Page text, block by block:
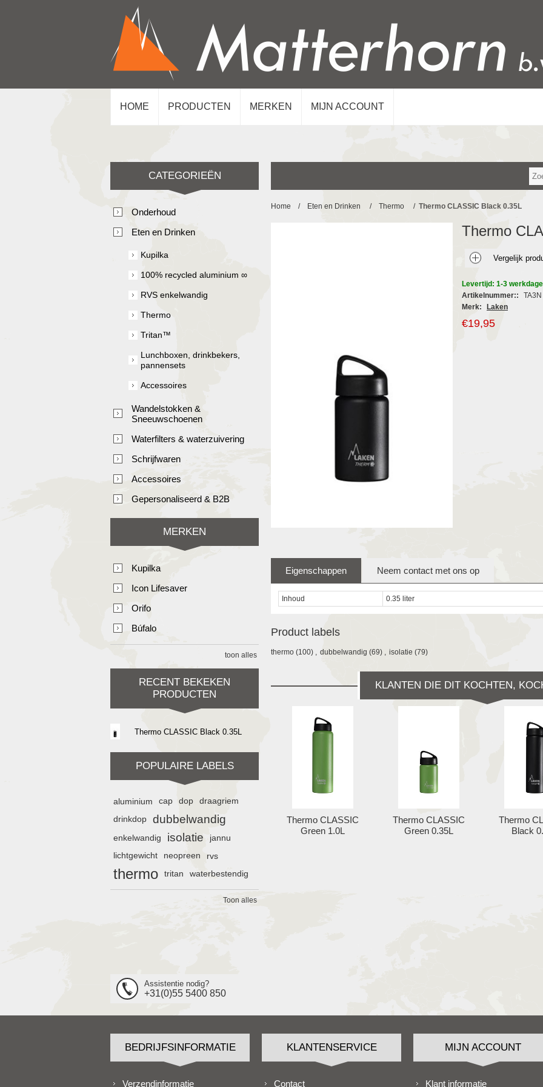
HOME PRODUCTEN MERKEN MIJN ACCOUNT
Home / Eten en Drinken / Thermo / Thermo CLASSIC Black 0.35L
Thermo
Levertijd: 1-3
Artikelnummer::
TA3N
Merk:
Laken
€19,95
Eigenschappen Neem contact met ons op
Inhoud 0.35 liter
Product labels
thermo (100) dubbelwandig (69) isolatie (79)
KLANTEN DIE DIT KOCHTEN,
Thermo CLASSIC
Green 1.0L
Thermo CLASSIC
Green 0.35L
Thermo
Black
CATEGORIEËN
Onderhoud
Eten en Drinken
Kupilka
100% recycled aluminium ∞
RVS enkelwandig
Thermo
Tritan™
Lunchboxen, drinkbekers,
pannensets
Accessoires
Wandelstokken &
Sneeuwschoenen
Waterfilters & waterzuivering
Schrijfwaren
Accessoires
Gepersonaliseerd & B2B
MERKEN
Kupilka
Icon Lifesaver
Orifo
Búfalo
toon alles
RECENT BEKEKEN
PRODUCTEN
Thermo CLASSIC Black 0.35L
POPULAIRE LABELS
aluminium cap dop
draagriem
drinkdop
dubbelwandig
enkelwandig isolatie jannu
lichtgewicht neopreen rvs
thermo tritan waterbestendig
Toon alles
Assistentie nodig?
+31(0)55 5400 850
BEDRIJFSINFORMATIE
Verzendinformatie
KLANTENSERVICE
Contact
MIJN ACCOUNT
Klant informatie